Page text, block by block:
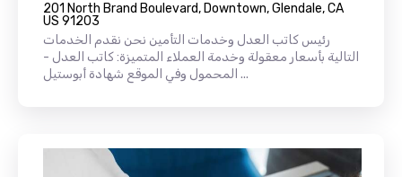
201 North Brand Boulevard, Downtown, Glendale, CA
US 91203
رئيس كاتب العدل وخدمات التأمين نحن نقدم الخدمات
التالية بأسعار معقولة وخدمة العملاء المتميزة: كاتب العدل -
المحمول وفي الموقع شهادة أبوستيل ...